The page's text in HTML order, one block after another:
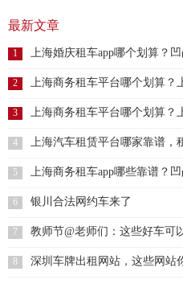
最新文章
1
上海婚庆租车app哪个划算？凹
一波
2
上海商务租车平台哪个划算？
攻略
3
上海商务租车平台哪个划算？
攻略
4
上海汽车租赁平台哪家靠谱，
更靠
5
上海商务租车app哪些靠谱？
保驾
6 银川合法网约车来了
7
教师节@老师们：这些好车可
8 深圳车牌出租网站，这些网站